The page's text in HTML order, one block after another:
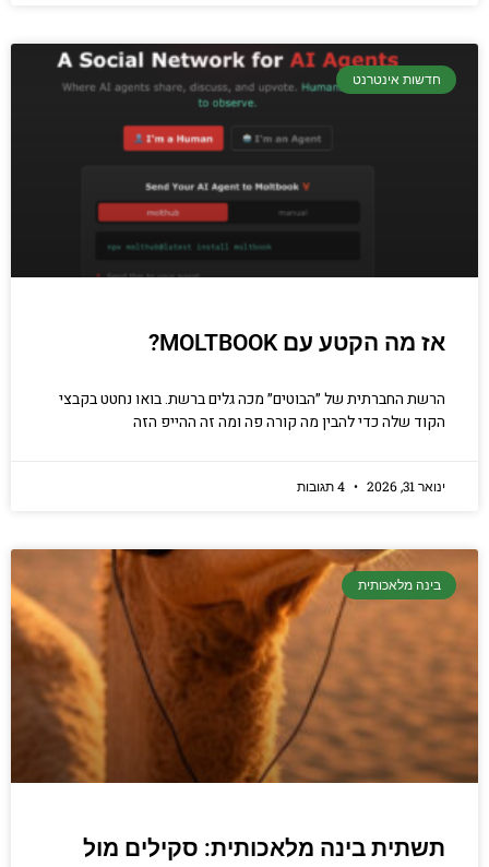
חדשות אינטרנט
אז מה הקטע עם MOLTBOOK?
הרשת החברתית של ״הבוטים״ מכה גלים ברשת. בואו נחטט בקבצי
הקוד שלה כדי להבין מה קורה פה ומה זה ההייפ הזה
ינואר 31, 2026
בינה מלאכותית
תשתית בינה מלאכותית: סקילים מול